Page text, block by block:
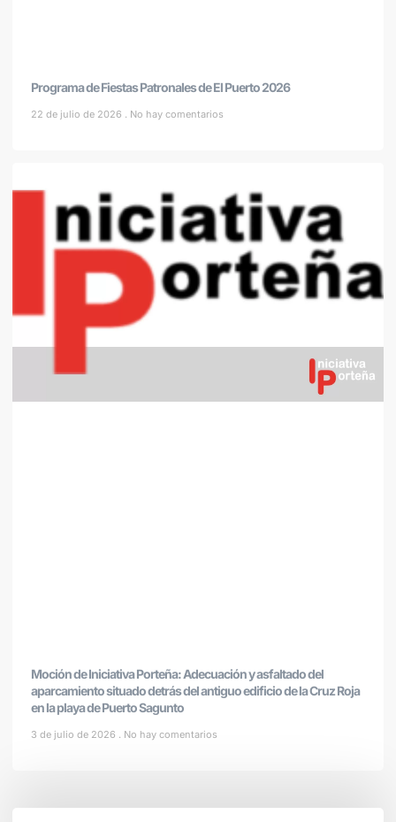
Programa de Fiestas Patronales de El Puerto 2026
22 de julio de 2026 No hay comentarios
Moción de Iniciativa Porteña: Adecuación y asfaltado del
aparcamiento situado detrás del antiguo edificio de la Cruz Roja
en la playa de Puerto Sagunto
3 de julio de 2026 No hay comentarios